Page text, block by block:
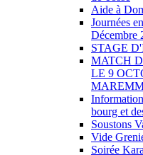
Aide à
Journées
Décembre
STAGE
MATCH
LE 9
bourg et
Soustons
Vide
Soirée